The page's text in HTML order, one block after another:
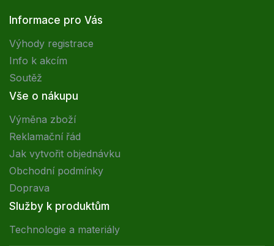
Informace pro Vás
Výhody registrace
Info k akcím
Soutěž
Vše o nákupu
Výměna zboží
Reklamační řád
Jak vytvořit objednávku
Obchodní podmínky
Doprava
Služby k produktům
Technologie a materiály